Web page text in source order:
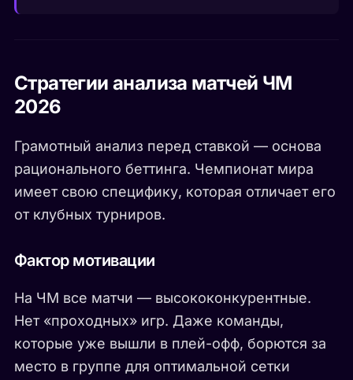
Стратегии анализа матчей ЧМ
2026
Грамотный анализ перед ставкой — основа
рационального беттинга. Чемпионат мира
имеет свою специфику, которая отличает его
от клубных турниров.
Фактор мотивации
На ЧМ все матчи — высококонкурентные.
Нет «проходных» игр. Даже команды,
которые уже вышли в плей-офф, борются за
место в группе для оптимальной сетки